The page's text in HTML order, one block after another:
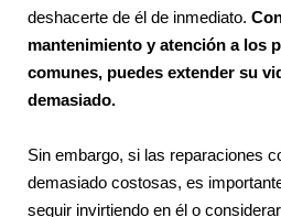
deshacerte de él de inmediato.
mantenimiento y atención a los
comunes, puedes extender su
demasiado.
Sin embargo, si las reparaciones
demasiado costosas, es
seguir invirtiendo en él o